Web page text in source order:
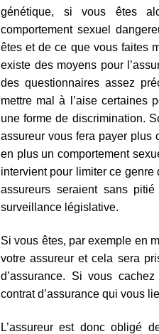
génétique, si vous êtes
comportement sexuel
êtes et de ce que vous faites
existe des moyens pour
des questionnaires assez
mettre mal à l’aise certaines
une forme de discrimination.
assureur vous fera payer plus
en plus un comportement
intervient pour limiter ce
assureurs seraient sans
surveillance législative.
Si vous êtes, par exemple en
votre assureur et cela sera
d’assurance. Si vous
contrat d’assurance qui vous
L’assureur est donc obligé